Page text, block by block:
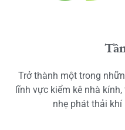
Trở thành một trong
lĩnh vực kiểm kê nhà
nhẹ phát thải